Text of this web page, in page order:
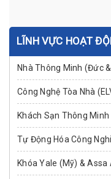
LĨNH VỰC HOẠT
Nhà Thông Minh (Đức &
Công Nghệ Tòa Nhà
Khách Sạn Thông Minh
Tự Động Hóa Công
Khóa Yale (Mỹ) & Assa